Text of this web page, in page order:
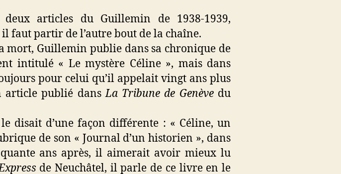
articles du Guillemin de 1938-1939,
faut partir de l’autre bout de la chaîne.
mort, Guillemin publie dans sa chronique de
intitulé « Le mystère Céline », mais dans
pour celui qu’il appelait vingt ans plus
article publié dansLa Tribune de Genèvedu
disait d’une façon différente : « Céline, un
de son « Journal d’un historien », dans
ans après, il aimerait avoir mieux lu
de Neuchâtel, il parle de ce livre en le